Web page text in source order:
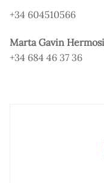
+34 604510566
Marta Gavin
+34 684 46 37 36